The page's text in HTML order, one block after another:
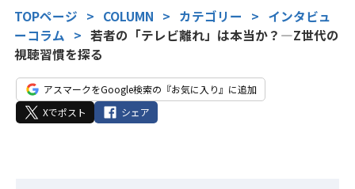
TOPページ > COLUMN > カテゴリー > インタビュ
ーコラム > 若者の「テレビ離れ」は本当か？—Z世代の
視聴習慣を探る
アスマークをGoogle検索の『お気に入り』に追加
Xでポスト
シェア